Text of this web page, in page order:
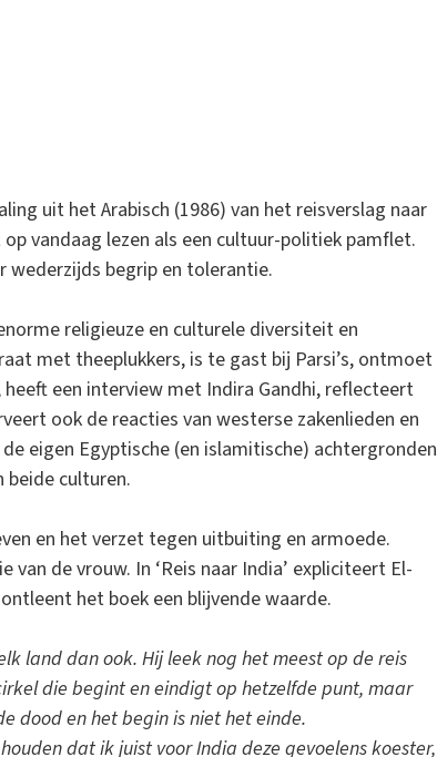
uit het Arabisch (1986) van het reisverslag naar
vandaag lezen als een cultuur-politiek pamflet.
begrip en tolerantie.
religieuze en culturele diversiteit en
met theeplukkers, is te gast bij Parsi’s, ontmoet
een interview met Indira Gandhi, reflecteert
ook de reacties van westerse zakenlieden en
eigen Egyptische (en islamitische) achtergronden
beide culturen.
en het verzet tegen uitbuiting en armoede.
de vrouw. In ‘Reis naar India’ expliciteert El-
het boek een blijvende waarde.
land dan ook. Hij leek nog het meest op de reis
die begint en eindigt op hetzelfde punt, maar
dood en het begin is niet het einde.
dat ik juist voor India deze gevoelens koester,